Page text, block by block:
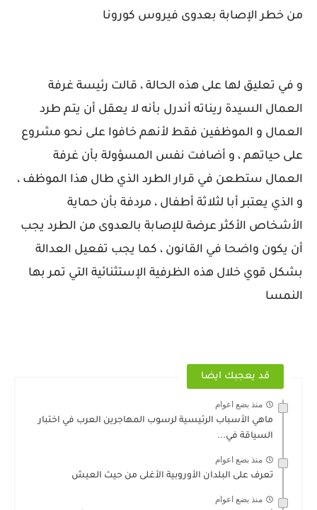
من خطر الإصابة بعدوى فيروس كورونا
و في تعليق لها على هذه الحالة ، قالت رئيسة غرفة
العمال السيدة ريناته أندرل بأنه لا يعقل أن يتم طرد
العمال و الموظفين فقط لأنهم خافوا على نحو مشروع
على حياتهم ، و أضافت نفس المسؤولة بأن غرفة
العمال ستطعن في قرار الطرد الذي طال هذا الموظف ،
و الذي يعتبر أبا لثلاثة أطفال ، مردفة بأن حماية
الأشخاص الأكثر عرضة للإصابة بالعدوى من الطرد يجب
أن يكون واضحا في القانون ، كما يجب تفعيل العدالة
بشكل قوي خلال هذه الظرفية الإستثنائية التي تمر بها
النمسا
قد يعجبك ايضا
منذ بضع اعوام
ماهي الأسباب الرئيسية لرسوب المهاجرين العرب في اختبار
السياقة في...
منذ بضع اعوام
تعرف على البلدان الأوروبية الأغلى من حيث العيش
منذ بضع اعوام